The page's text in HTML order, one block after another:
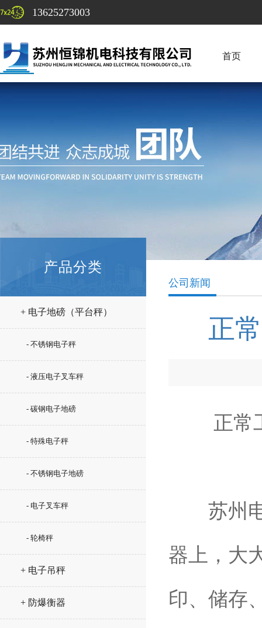
13625273003
首页
产品分类
+ 电子地磅（平台秤）
- 不锈钢电子秤
- 液压电子叉车秤
- 碳钢电子地磅
- 特殊电子秤
- 不锈钢电子地磅
- 电子叉车秤
- 轮椅秤
+ 电子吊秤
+ 防爆衡器
公司新闻
正
正常
苏州电
器上，大
印、储存